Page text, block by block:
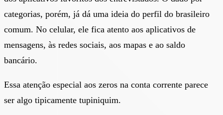
categorias, porém, já dá uma ideia do perfil do brasileiro
comum. No celular, ele fica atento aos aplicativos de
mensagens, às redes sociais, aos mapas e ao saldo
bancário.
Essa atenção especial aos zeros na conta corrente parece
ser algo tipicamente tupiniquim.